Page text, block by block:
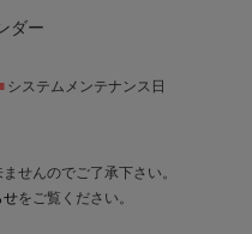
ダー
システムメンテナンス日
せんのでご了承下さい。
せをご覧ください。